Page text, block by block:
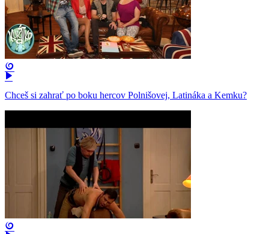
Chceš si zahrať po boku hercov Polnišovej, Latináka a Kemku?